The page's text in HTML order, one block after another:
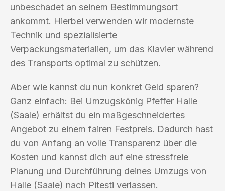
unbeschadet an seinem Bestimmungsort
ankommt. Hierbei verwenden wir modernste
Technik und spezialisierte
Verpackungsmaterialien, um das Klavier während
des Transports optimal zu schützen.
Aber wie kannst du nun konkret Geld sparen?
Ganz einfach: Bei Umzugskönig Pfeffer Halle
(Saale) erhältst du ein maßgeschneidertes
Angebot zu einem fairen Festpreis. Dadurch hast
du von Anfang an volle Transparenz über die
Kosten und kannst dich auf eine stressfreie
Planung und Durchführung deines Umzugs von
Halle (Saale) nach Pitesti verlassen.